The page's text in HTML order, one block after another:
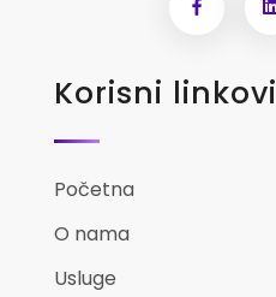
Korisni linkovi
Početna
O nama
Usluge